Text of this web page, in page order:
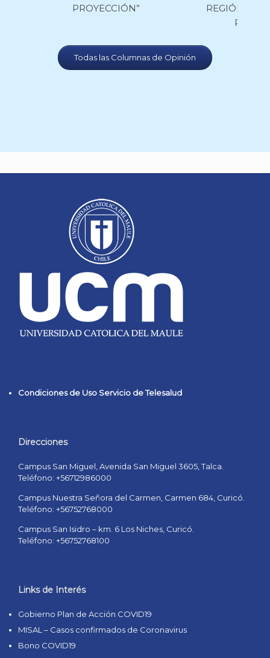
PROYECCIÓN”
REGIÓN
Todas las Columnas de Opinión
Condiciones de Uso Servicio de Telesalud
Direcciones
Campus San Miguel, Avenida San Miguel 3605, Talca.
Teléfono: +56712986000
Campus Nuestra Señora del Carmen, Carmen 684, Curicó.
Teléfono: +56752768000
Campus San Isidro – km. 6 Los Niches, Curicó.
Teléfono: +56752768100
Links de Interés
Gobierno Plan de Acción COVID19
MISAL – Casos confirmados de Coronavirus
Bono COVID19